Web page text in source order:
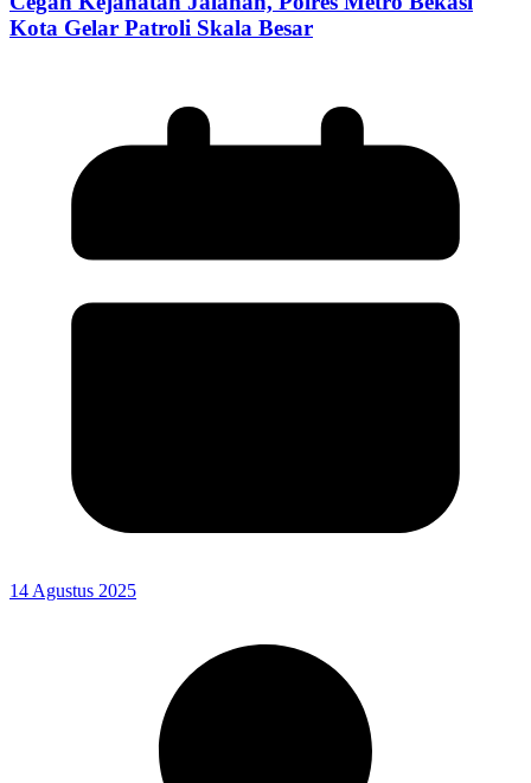
Kota Gelar Patroli Skala Besar
14 Agustus 2025